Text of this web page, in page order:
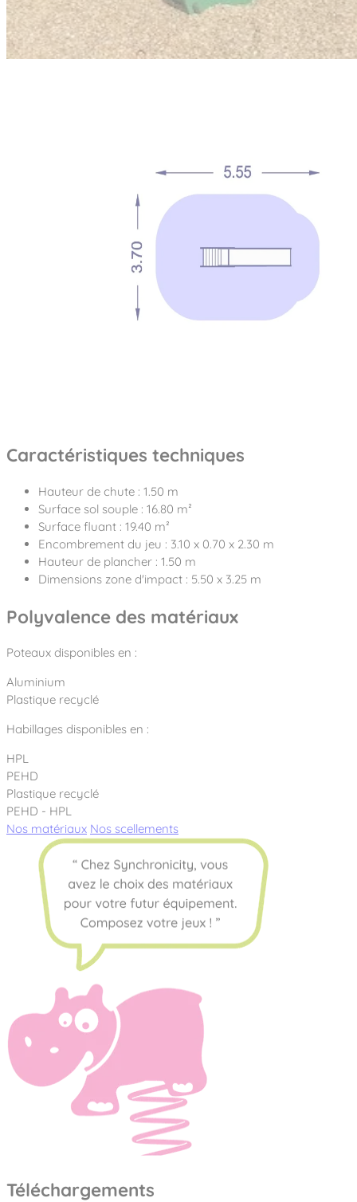
Caractéristiques techniques
Hauteur de chute : 1.50 m
Surface sol souple : 16.80 m²
Surface fluant : 19.40 m²
Encombrement du jeu : 3.10 x 0.70 x 2.30 m
Hauteur de plancher : 1.50 m
Dimensions zone d'impact : 5.50 x 3.25 m
Polyvalence des matériaux
Poteaux disponibles en :
Aluminium
Plastique recyclé
Habillages disponibles en :
HPL
PEHD
Plastique recyclé
PEHD - HPL
Nos matériaux Nos scellements
Téléchargements